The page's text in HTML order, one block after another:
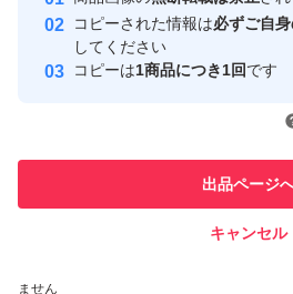
取引実績
引を
での
ません
コピーされた情報は必ずご自
してください
コピーは1商品につき1回です
出品ページ
キャンセル